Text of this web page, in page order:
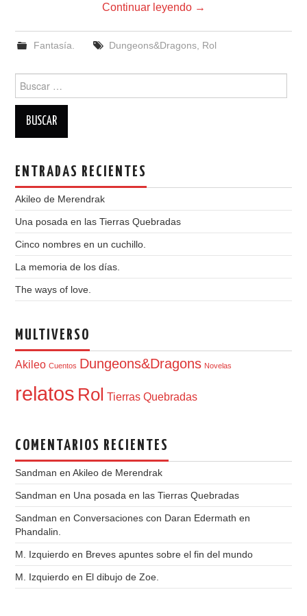
Continuar leyendo →
Fantasía. Dungeons&Dragons, Rol
ENTRADAS RECIENTES
Akileo de Merendrak
Una posada en las Tierras Quebradas
Cinco nombres en un cuchillo.
La memoria de los días.
The ways of love.
MULTIVERSO
Akileo Cuentos Dungeons&Dragons Novelas
relatos Rol Tierras Quebradas
COMENTARIOS RECIENTES
Sandman enAkileo de Merendrak
Sandman en Una posada en las Tierras Quebradas
Sandman enConversaciones con Daran Edermath en
Phandalin.
M. Izquierdo en Breves apuntes sobre el fin del mundo
M. Izquierdo en El dibujo de Zoe.